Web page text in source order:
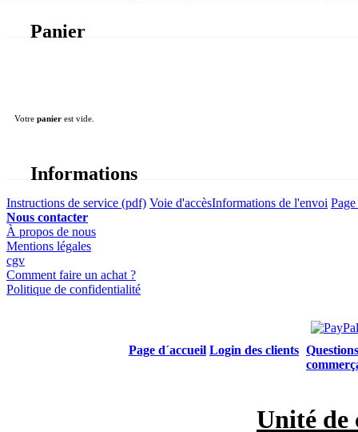
Panier
Votre panier est vide.
Informations
Instructions de service (pdf) Voie d'accèsInformations de l'envoi
Nous contacter
À propos de nous
Mentions légales
cgv
Comment faire un achat ?
Politique de confidentialité
Page d´accueil Login des clients
Unité de